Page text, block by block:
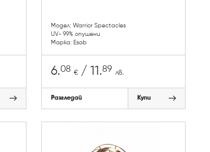
Модел: Warrior Spectacles
UV- 99% опушени
Марка: Esab
6.08 € / 11.89 лв.
Разгледай Купи